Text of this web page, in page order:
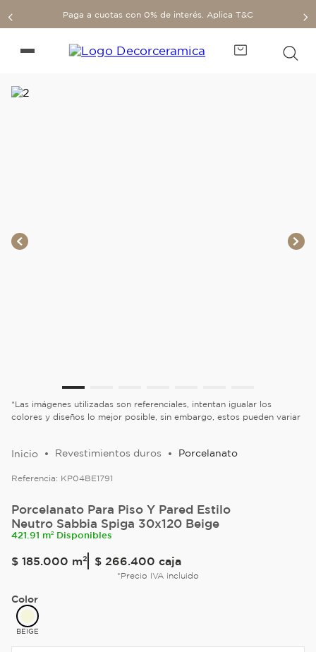
Paga a cuotas con 0% de interés. Aplica T&C
*Las imágenes utilizadas son referenciales, intentan igualar los
colores y diseños lo mejor posible, sin embargo, estos pueden variar
Revestimientos duros Porcelanato
Referencia: KP04BE1791
Porcelanato Para Piso Y Pared Estilo
Neutro Sabbia Spiga 30x120 Beige
421.91 m² Disponibles
$ 185.000 m² $ 266.400 caja
*Precio IVA incluido
Color
BEIGE